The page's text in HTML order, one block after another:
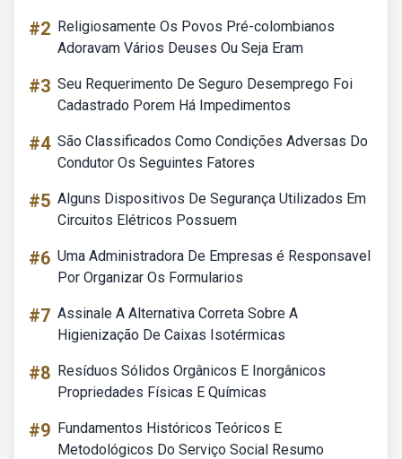
#2 Religiosamente Os Povos Pré-colombianos
Adoravam Vários Deuses Ou Seja Eram
#3 Seu Requerimento De Seguro Desemprego Foi
Cadastrado Porem Há Impedimentos
#4 São Classificados Como Condições Adversas Do
Condutor Os Seguintes Fatores
#5 Alguns Dispositivos De Segurança Utilizados Em
Circuitos Elétricos Possuem
#6 Uma Administradora De Empresas é Responsavel
Por Organizar Os Formularios
#7 Assinale A Alternativa Correta Sobre A
Higienização De Caixas Isotérmicas
#8 Resíduos Sólidos Orgânicos E Inorgânicos
Propriedades Físicas E Químicas
#9 Fundamentos Históricos Teóricos E
Metodológicos Do Serviço Social Resumo